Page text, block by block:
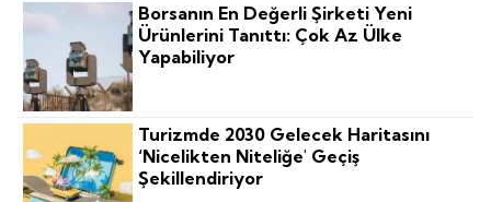
Borsanın En Değerli Şirketi Yeni
Ürünlerini Tanıttı: Çok Az Ülke
Yapabiliyor
Turizmde 2030 Gelecek Haritasını
‘nicelikten Niteliğe' Geçiş
Şekillendiriyor